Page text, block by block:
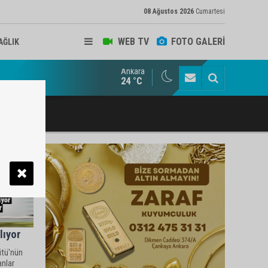
08 Ağustos 2026 Cumartesi
WEB TV FOTO GALERİ
ve Arabulucu Rüstem Yiğit Ahizer'e ziyaretçi akını
Ankara
24 °C